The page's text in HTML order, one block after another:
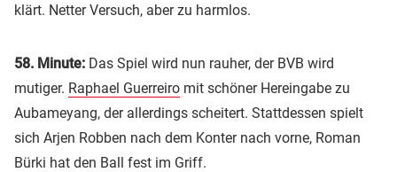
klärt. Netter Versuch, aber zu harmlos.
58. Minute: Das Spiel wird nun rauher, der BVB wird
mutiger. Raphael Guerreiro mit schöner Hereingabe zu
Aubameyang, der allerdings scheitert. Stattdessen spielt
sich Arjen Robben nach dem Konter nach vorne, Roman
Bürki hat den Ball fest im Griff.